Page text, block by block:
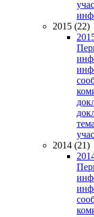
2015 (22)
2014 (21)